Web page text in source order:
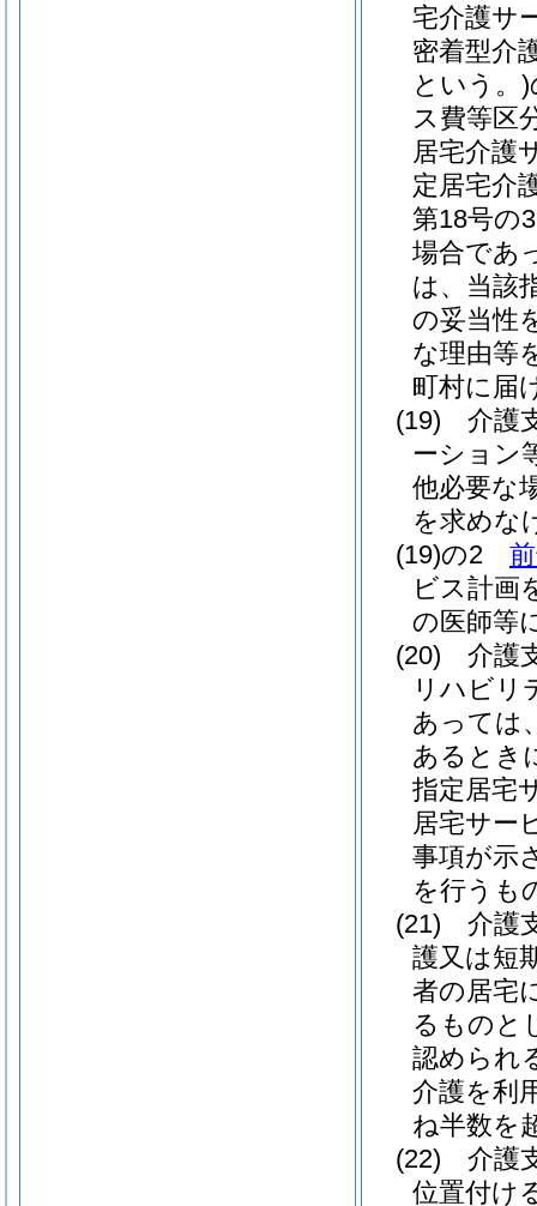
宅介護サ
密着型介
という。)
ス費等区
居宅介護
定居宅介
第18号の
場合であ
は、当該
の妥当性
な理由等
町村に届
(19)
介護
ーション
他必要な
を求めな
(19)の2
ビス計画
の医師等
(20)
介護
リハビリ
あっては
あるとき
指定居宅
居宅サー
事項が示
を行うも
(21)
介護
護又は短
者の居宅
るものと
認められ
介護を利
ね半数を
(22)
介護
位置付け